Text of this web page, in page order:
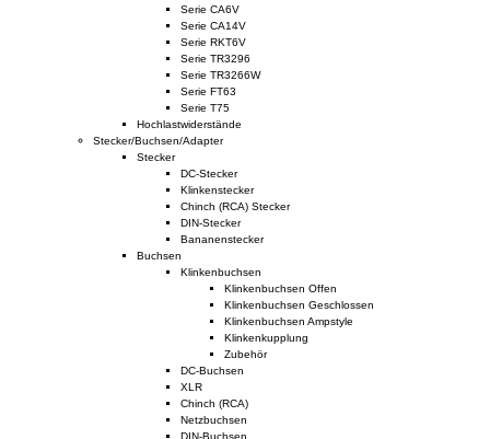
Serie CA6V
Serie CA14V
Serie RKT6V
Serie TR3296
Serie TR3266W
Serie FT63
Serie T75
Hochlastwiderstände
Stecker/Buchsen/Adapter
Stecker
DC-Stecker
Klinkenstecker
Chinch (RCA) Stecker
DIN-Stecker
Bananenstecker
Buchsen
Klinkenbuchsen
Klinkenbuchsen Offen
Klinkenbuchsen Geschlossen
Klinkenbuchsen Ampstyle
Klinkenkupplung
Zubehör
DC-Buchsen
XLR
Chinch (RCA)
Netzbuchsen
DIN-Buchsen